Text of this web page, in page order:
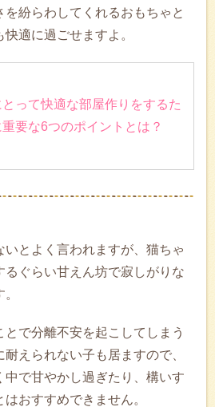
を紛らわしてくれるおもちゃと
適に過ごせますよ。
って快適な部屋作りをするた
要な6つのポイントとは？
とよく言われますが、猫ちゃ
るぐらい甘えん坊で寂しがりな
で分離不安を起こしてしまう
えられない子も居ますので、
中で甘やかし過ぎたり、構いす
おすすめできません。